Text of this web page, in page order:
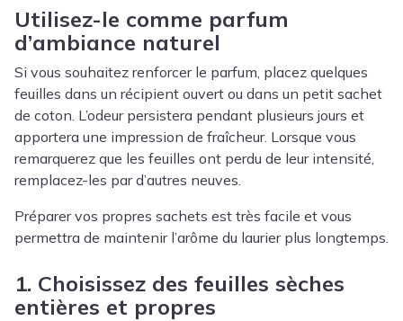
Utilisez-le comme parfum
d’ambiance naturel
Si vous souhaitez renforcer le parfum, placez quelques
feuilles dans un récipient ouvert ou dans un petit sachet
de coton. L’odeur persistera pendant plusieurs jours et
apportera une impression de fraîcheur. Lorsque vous
remarquerez que les feuilles ont perdu de leur intensité,
remplacez-les par d’autres neuves.
Préparer vos propres sachets est très facile et vous
permettra de maintenir l’arôme du laurier plus longtemps.
1. Choisissez des feuilles sèches
entières et propres